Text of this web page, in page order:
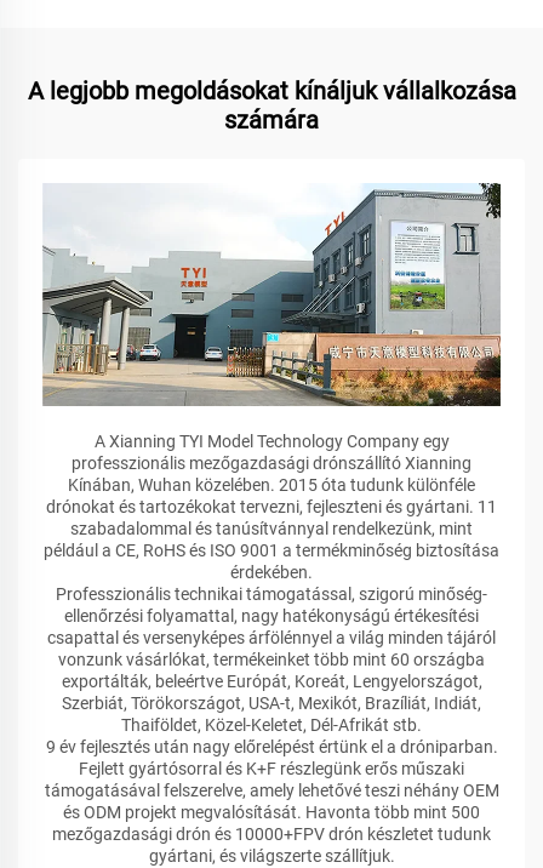
A legjobb megoldásokat kínáljuk vállalkozása
számára
A Xianning TYI Model Technology Company egy
professzionális mezőgazdasági drónszállító Xianning
Kínában, Wuhan közelében. 2015 óta tudunk különféle
drónokat és tartozékokat tervezni, fejleszteni és gyártani. 11
szabadalommal és tanúsítvánnyal rendelkezünk, mint
például a CE, RoHS és ISO 9001 a termékminőség biztosítása
érdekében.
Professzionális technikai támogatással, szigorú minőség-
ellenőrzési folyamattal, nagy hatékonyságú értékesítési
csapattal és versenyképes árfölénnyel a világ minden tájáról
vonzunk vásárlókat, termékeinket több mint 60 országba
exportálták, beleértve Európát, Koreát, Lengyelországot,
Szerbiát, Törökországot, USA-t, Mexikót, Brazíliát, Indiát,
Thaiföldet, Közel-Keletet, Dél-Afrikát stb.
9 év fejlesztés után nagy előrelépést értünk el a dróniparban.
Fejlett gyártósorral és K+F részlegünk erős műszaki
támogatásával felszerelve, amely lehetővé teszi néhány OEM
és ODM projekt megvalósítását. Havonta több mint 500
mezőgazdasági drón és 10000+FPV drón készletet tudunk
gyártani, és világszerte szállítjuk.